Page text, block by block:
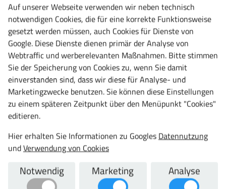
auf max. 110 kg. Jeweils bei gleichmäßig verteilter Last.
Technische Daten
Variante:
2 Verstärkungen
Typ:
89
Material:
Stahl
Zu diesem Artikel passt auch
Auf unserer Webseite verwenden wir neben technisch
notwendigen Cookies, die für eine korrekte Funktionsweise
gesetzt werden müssen, auch Cookies für Dienste von
Google. Diese Dienste dienen primär der Analyse von
Webtraffic und werberelevanten Maßnahmen. Bitte stimmen
Sie der Speicherung von Cookies zu, wenn Sie damit
einverstanden sind, dass wir diese für Analyse- und
Marketingzwecke benutzen. Sie können diese Einstellungen
zu einem späteren Zeitpunkt über den Menüpunkt "Cookies"
editieren.
Hier erhalten Sie Informationen zu Googles Datennutzung
undVerwendung von Cookies
Notwendig Marketing Analyse